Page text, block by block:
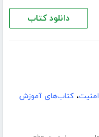
دانلود کتاب
،کتاب‌های آموزش